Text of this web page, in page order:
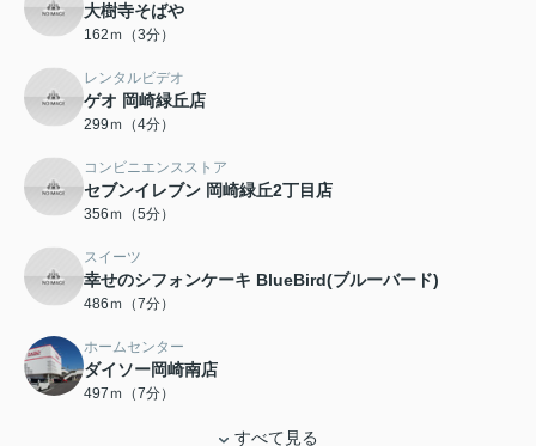
大樹寺そばや
162ｍ（3分）
レンタルビデオ
ゲオ 岡崎緑丘店
299ｍ（4分）
コンビニエンスストア
セブンイレブン 岡崎緑丘2丁目店
356ｍ（5分）
スイーツ
幸せのシフォンケーキ BlueBird(ブルーバード)
486ｍ（7分）
ホームセンター
ダイソー岡崎南店
497ｍ（7分）
すべて見る